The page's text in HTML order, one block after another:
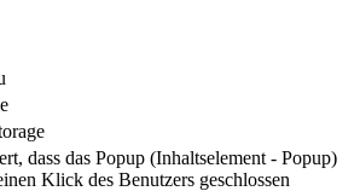
dass das Popup (Inhaltselement - Popup)
Klick des Benutzers geschlossen